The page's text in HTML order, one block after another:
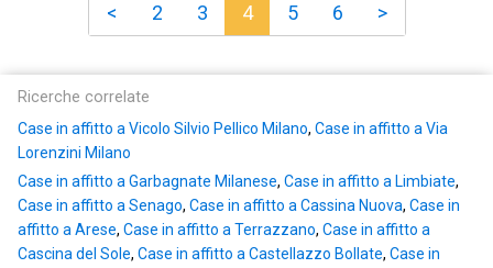
< 2 3 4 5 6 >
Ricerche correlate
Case in affitto a Vicolo Silvio Pellico Milano, Case in affitto a Via
Lorenzini Milano
Case in affitto a Garbagnate Milanese, Case in affitto a Limbiate,
Case in affitto a Senago, Case in affitto a Cassina Nuova, Case in
affitto a Arese, Case in affitto a Terrazzano, Case in affitto a
Cascina del Sole, Case in affitto a Castellazzo Bollate, Case in